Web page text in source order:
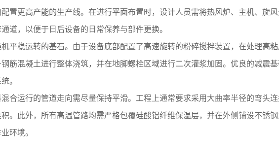
置更高产能的生产线。在进行平面布置时，设计人员需将热风炉、主机、旋
道，以便于日后设备的日常保养与部件更换。
平稳运转的基石。由于设备底部配置了高速旋转的粉碎搅拌装置，在处理高
筋混凝土进行整体浇筑，并在地脚螺栓区域进行二次灌浆加固。优良的减震
。
合运行的管道走向需尽量保持平滑。工程上通常要求采用大曲率半径的弯头
。此外，所有高温管路均需严格包覆硅酸铝纤维保温层，并在外侧铺设不锈
环境。